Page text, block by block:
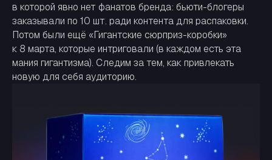
в которой явно нет фанатов бренда: бьюти-блогеры
заказывали по 10 шт. ради контента для распаковки.
Потом были ещё «Гигантские сюрприз-коробки»
к 8 марта, которые интриговали (в каждом есть эта
мания гигантизма). Следим за тем, как привлекать
новую для себя аудиторию.